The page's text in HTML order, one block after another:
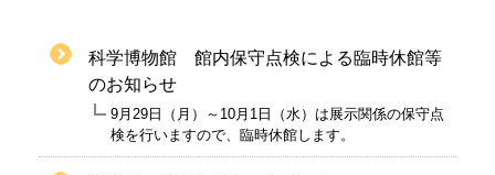
科学博物館 館内保守点検による臨時休館等
のお知らせ
9月29日（月）～10月1日（水）は展示関係の保守点
検を行いますので、臨時休館します。